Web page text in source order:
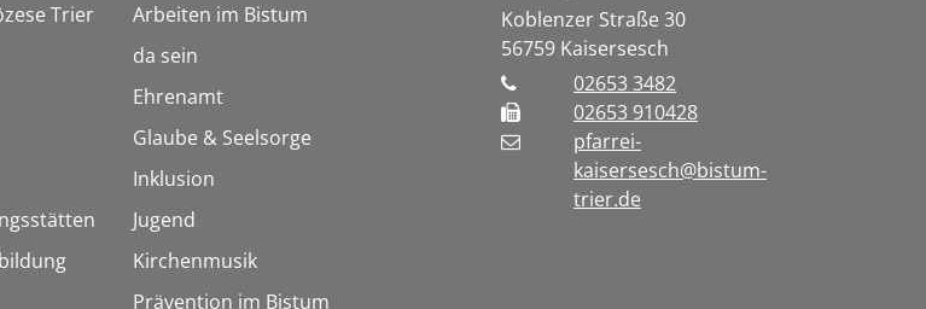
Trier
Arbeiten im Bistum
da sein
Ehrenamt
Glaube & Seelsorge
Inklusion
Jugend
Kirchenmusik
Prävention im Bistum
Koblenzer Straße 30
56759 Kaisersesch
02653 3482
02653 910428
pfarrei-
kaisersesch@bistum-
trier.de